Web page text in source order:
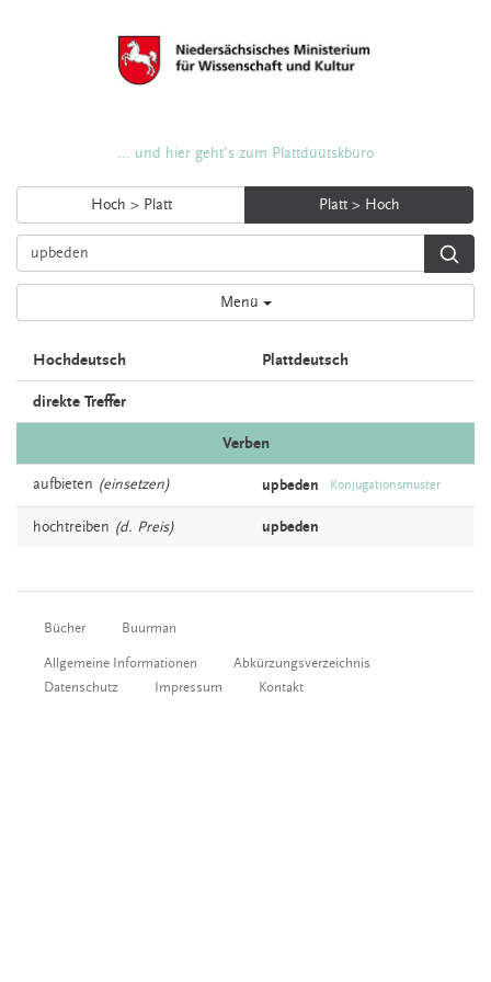
... und hier geht's zum Plattdüütskbüro
Hoch > Platt Platt > Hoch
Menü
Hochdeutsch Plattdeutsch
direkte Treffer
Verben
aufbieten (einsetzen) upbeden Konjugationsmuster
hochtreiben (d. Preis) upbeden
Bücher Buurman
Allgemeine Informationen
Abkürzungsverzeichnis
Datenschutz
Impressum Kontakt